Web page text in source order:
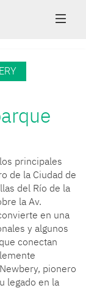
principales
de la Ciudad de
del Río de la
la Av.
en una
y algunos
conectan
pionero
legado en la